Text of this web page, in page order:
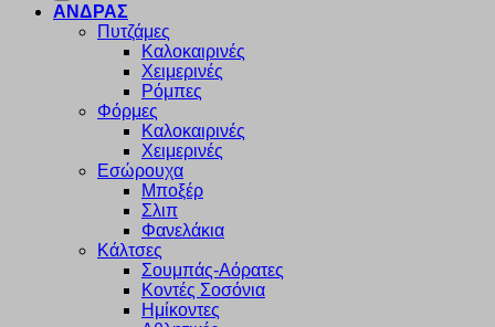
ΑΝΔΡΑΣ
Πυτζάμες
Καλοκαιρινές
Χειμερινές
Ρόμπες
Φόρμες
Καλοκαιρινές
Χειμερινές
Εσώρουχα
Μποξέρ
Σλιπ
Φανελάκια
Κάλτσες
Σουμπάς-Αόρατες
Κοντές Σοσόνια
Ημίκοντες